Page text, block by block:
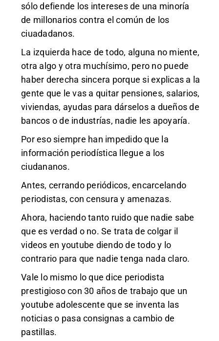
sólo defiende los intereses de una minoría
de millonarios contra el común de los
ciuadadanos.
La izquierda hace de todo, alguna no miente,
otra algo y otra muchísimo, pero no puede
haber derecha sincera porque si explicas a la
gente que le vas a quitar pensiones, salarios,
viviendas, ayudas para dárselos a dueños de
bancos o de industrías, nadie les apoyaría.
Por eso siempre han impedido que la
información periodística llegue a los
ciudananos.
Antes, cerrando periódicos, encarcelando
periodistas, con censura y amenazas.
Ahora, haciendo tanto ruido que nadie sabe
que es verdad o no. Se trata de colgar il
videos en youtube diendo de todo y lo
contrario para que nadie tenga nada claro.
Vale lo mismo lo que dice periodista
prestigioso con 30 años de trabajo que un
youtube adolescente que se inventa las
noticias o pasa consignas a cambio de
pastillas.